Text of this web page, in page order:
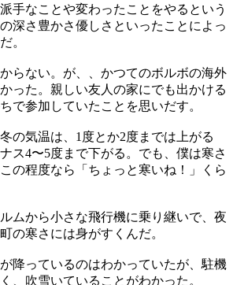
手なことや変わったことをやるという
深さ豊かさ優しさといったことによっ
。
らない。が、、かつてのボルボの海外
った。親しい友人の家にでも出かける
で参加していたことを思いだす。
の気温は、1度とか2度までは上がる
ス4〜5度まで下がる。でも、僕は寒さ
の程度なら「ちょっと寒いね！」くら
ムから小さな飛行機に乗り継いで、夜
の寒さには身がすくんだ。
降っているのはわかっていたが、駐機
、吹雪いていることがわかった。